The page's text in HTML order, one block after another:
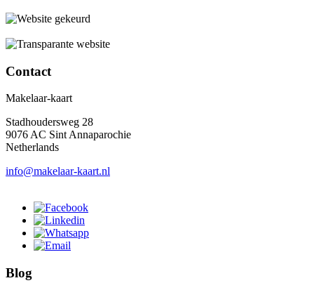
Contact
Makelaar-kaart
Stadhoudersweg 28
9076 AC Sint Annaparochie
Netherlands
info@makelaar-kaart.nl
Blog